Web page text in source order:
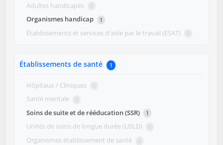
Adultes handicapés 0
Organismes handicap 1
Établissements et services d'aide par le travail (ESAT) 0
Établissements de santé 1
Hôpitaux / Cliniques 0
Santé mentale 0
Soins de suite et de rééducation (SSR) 1
Unités de soins de longue durée (USLD) 0
Organismes établissement de santé 0